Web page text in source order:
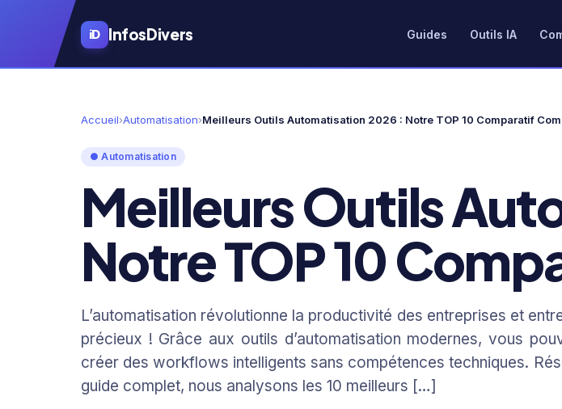
principal
iD InfosDivers Guides Outils IA
Accueil›Automatisation›Meilleurs Outils Automatisation 2026 : Notre TOP 10 Comparatif
● Automatisation
Meilleurs Outils
Notre TOP 10
L’automatisation révolutionne la productivité des entreprises et
précieux ! Grâce aux outils d’automatisation modernes, vous
créer des workflows intelligents sans compétences techniques.
guide complet, nous analysons les 10 meilleurs […]